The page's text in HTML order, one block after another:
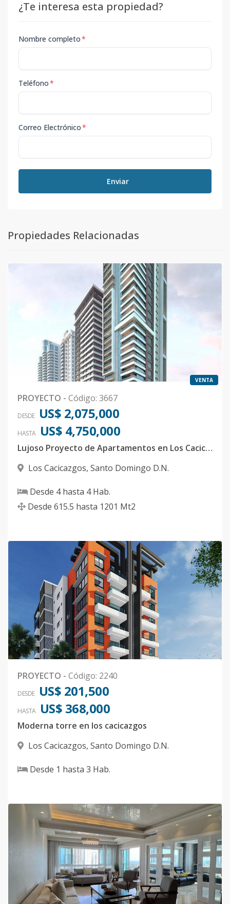
¿Te interesa esta propiedad?
Nombre completo*
Teléfono*
Correo Electrónico*
Enviar
Propiedades Relacionadas
VENTA
PROYECTO - Código: 3667
DESDE US$ 2,075,000
HASTA US$ 4,750,000
Lujoso Proyecto de Apartamentos en Los Cacicazgos
Los Cacicazgos, Santo Domingo D.N.
Desde 4 hasta 4Hab.
Desde 615.5 hasta 1201 Mt2
PROYECTO - Código: 2240
DESDE US$ 201,500
HASTA US$ 368,000
Moderna torre en los cacicazgos
Los Cacicazgos, Santo Domingo D.N.
Desde 1 hasta 3 Hab.